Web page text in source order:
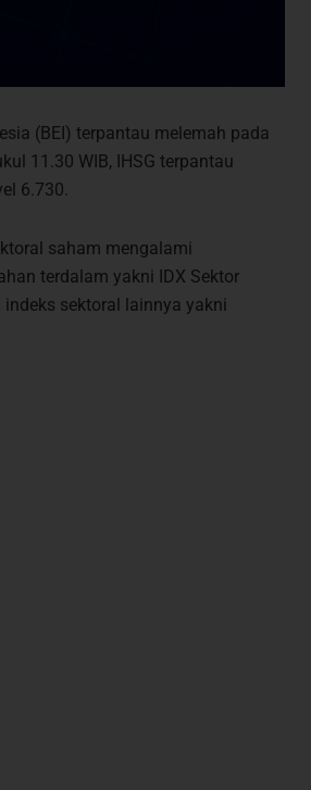
(BEI) terpantau melemah pada
11.30 WIB, IHSG terpantau
6.730.
saham mengalami
terdalam yakni IDX Sektor
sektoral lainnya yakni